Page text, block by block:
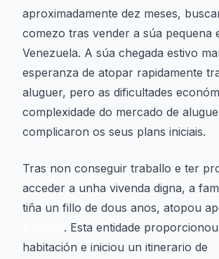
aproximadamente dez meses,
comezo tras vender a súa pequena
Venezuela. A súa chegada estivo
esperanza de atopar rapidamente
aluguer, pero as dificultades
complexidade do mercado de
complicaron os seus plans iniciais.
Tras non conseguir traballo e ter
acceder a unha vivenda digna, a
tiña un fillo de dous anos, atopou
. Esta entidade
habitación e iniciou un itinerario de